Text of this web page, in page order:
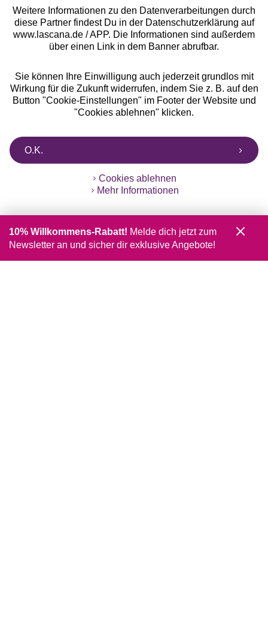
Weitere Informationen zu den Datenverarbeitungen durch
diese Partner findest Du in der Datenschutzerklärung auf
www.lascana.de / APP. Die Informationen sind außerdem
über einen Link in dem Banner abrufbar.
Sie können Ihre Einwilligung auch jederzeit grundlos mit
Wirkung für die Zukunft widerrufen, indem Sie z. B. auf den
Button "Cookie-Einstellungen" im Footer der Website und
"Cookies ablehnen" klicken.
O.K.
Cookies ablehnen
Mehr Informationen
10% Willkommens-Rabatt! Melde dich jetzt zum
Newsletter an und sicher dir exklusive Angebote!